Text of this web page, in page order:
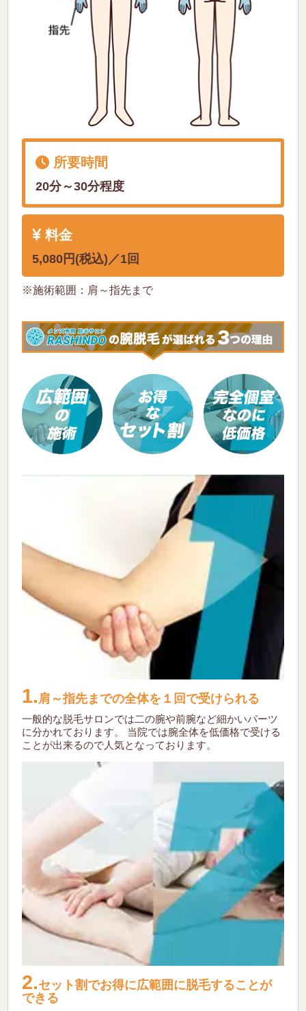
所要時間
20分～30分程度
料金
5,080円(税込)／1回
※施術範囲：肩～指先まで
1. 肩～指先までの全体を１回で受けられる
一般的な脱毛サロンでは二の腕や前腕など細かいパーツ
に分かれております。
当院では腕全体を低価格で受ける
ことが出来るので人気となっております。
2.セット割でお得に広範囲に脱毛することが
できる